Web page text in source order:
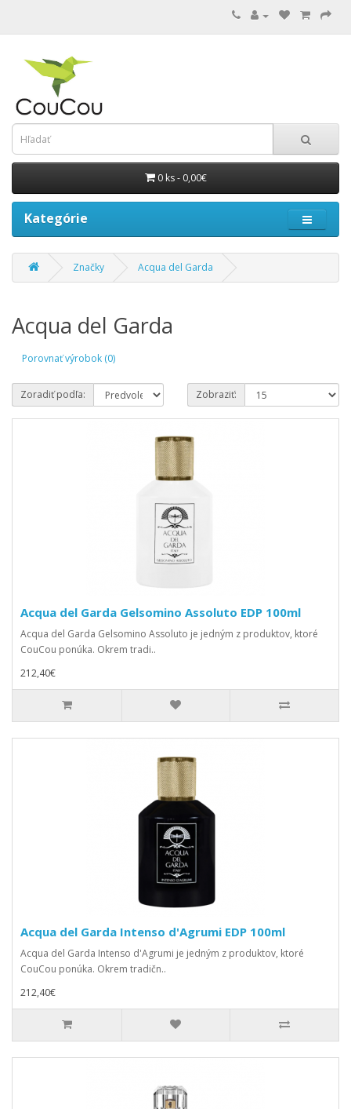
0 ks - 0,00€
Kategórie
Značky Acqua del Garda
Acqua del Garda
Porovnať výrobok (0)
Zoradiť podľa: Zobraziť:
Acqua del Garda Gelsomino Assoluto EDP 100ml
Acqua del Garda Gelsomino Assoluto je jedným z produktov, ktoré
CouCou ponúka. Okrem tradi..
212,40€
Acqua del Garda Intenso d'Agrumi EDP 100ml
Acqua del Garda Intenso d'Agrumi je jedným z produktov, ktoré
CouCou ponúka. Okrem tradičn..
212,40€